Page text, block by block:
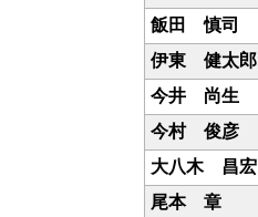
飯田 慎司
伊東 健太郎
今井 尚生
今村 俊彦
大八木 昌宏
尾本 章